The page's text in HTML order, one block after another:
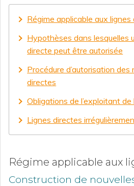
Régime applicable aux lignes
Hypothèses dans lesquelles
directe peut être autorisée
Procédure d’autorisation des
directes
Obligations de l’exploitant
Lignes directes
Régime applicable aux
Construction de